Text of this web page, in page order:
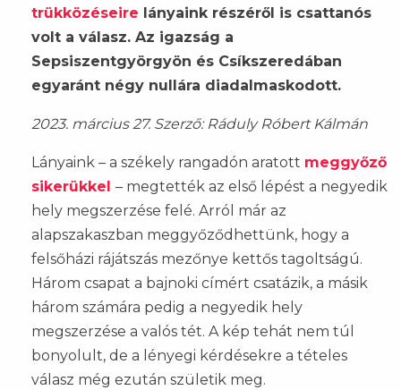
trükközéseire lányaink részéről is csattanós
volt a válasz. Az igazság a
Sepsiszentgyörgyön és Csíkszeredában
egyaránt négy nullára diadalmaskodott.
2023. március 27. Szerző: Ráduly Róbert Kálmán
Lányaink – a székely rangadón aratott meggyőző
sikerükkel – megtették az első lépést a negyedik
hely megszerzése felé. Arról már az
alapszakaszban meggyőződhettünk, hogy a
felsőházi rájátszás mezőnye kettős tagoltságú.
Három csapat a bajnoki címért csatázik, a másik
három számára pedig a negyedik hely
megszerzése a valós tét. A kép tehát nem túl
bonyolult, de a lényegi kérdésekre a tételes
válasz még ezután születik meg.